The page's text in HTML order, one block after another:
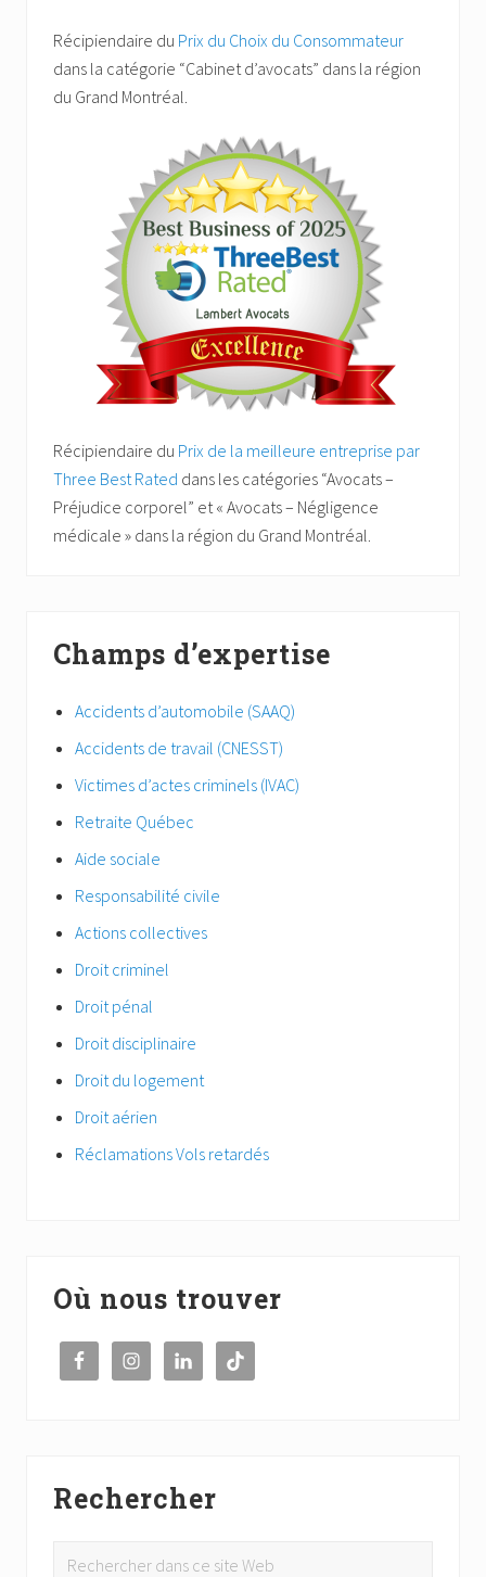
Récipiendaire du Prix du Choix du Consommateur
dans la catégorie “Cabinet d’avocats” dans la région
du Grand Montréal.
Récipiendaire du Prix de la meilleure entreprise par
Three Best Rated dans les catégories “Avocats –
Préjudice corporel” et « Avocats – Négligence
médicale » dans la région du Grand Montréal.
Champs d’expertise
Accidents d’automobile (SAAQ)
Accidents de travail (CNESST)
Victimes d’actes criminels (IVAC)
Retraite Québec
Aide sociale
Responsabilité civile
Actions collectives
Droit criminel
Droit pénal
Droit disciplinaire
Droit du logement
Droit aérien
Réclamations Vols retardés
Où nous trouver
Rechercher
Rechercher